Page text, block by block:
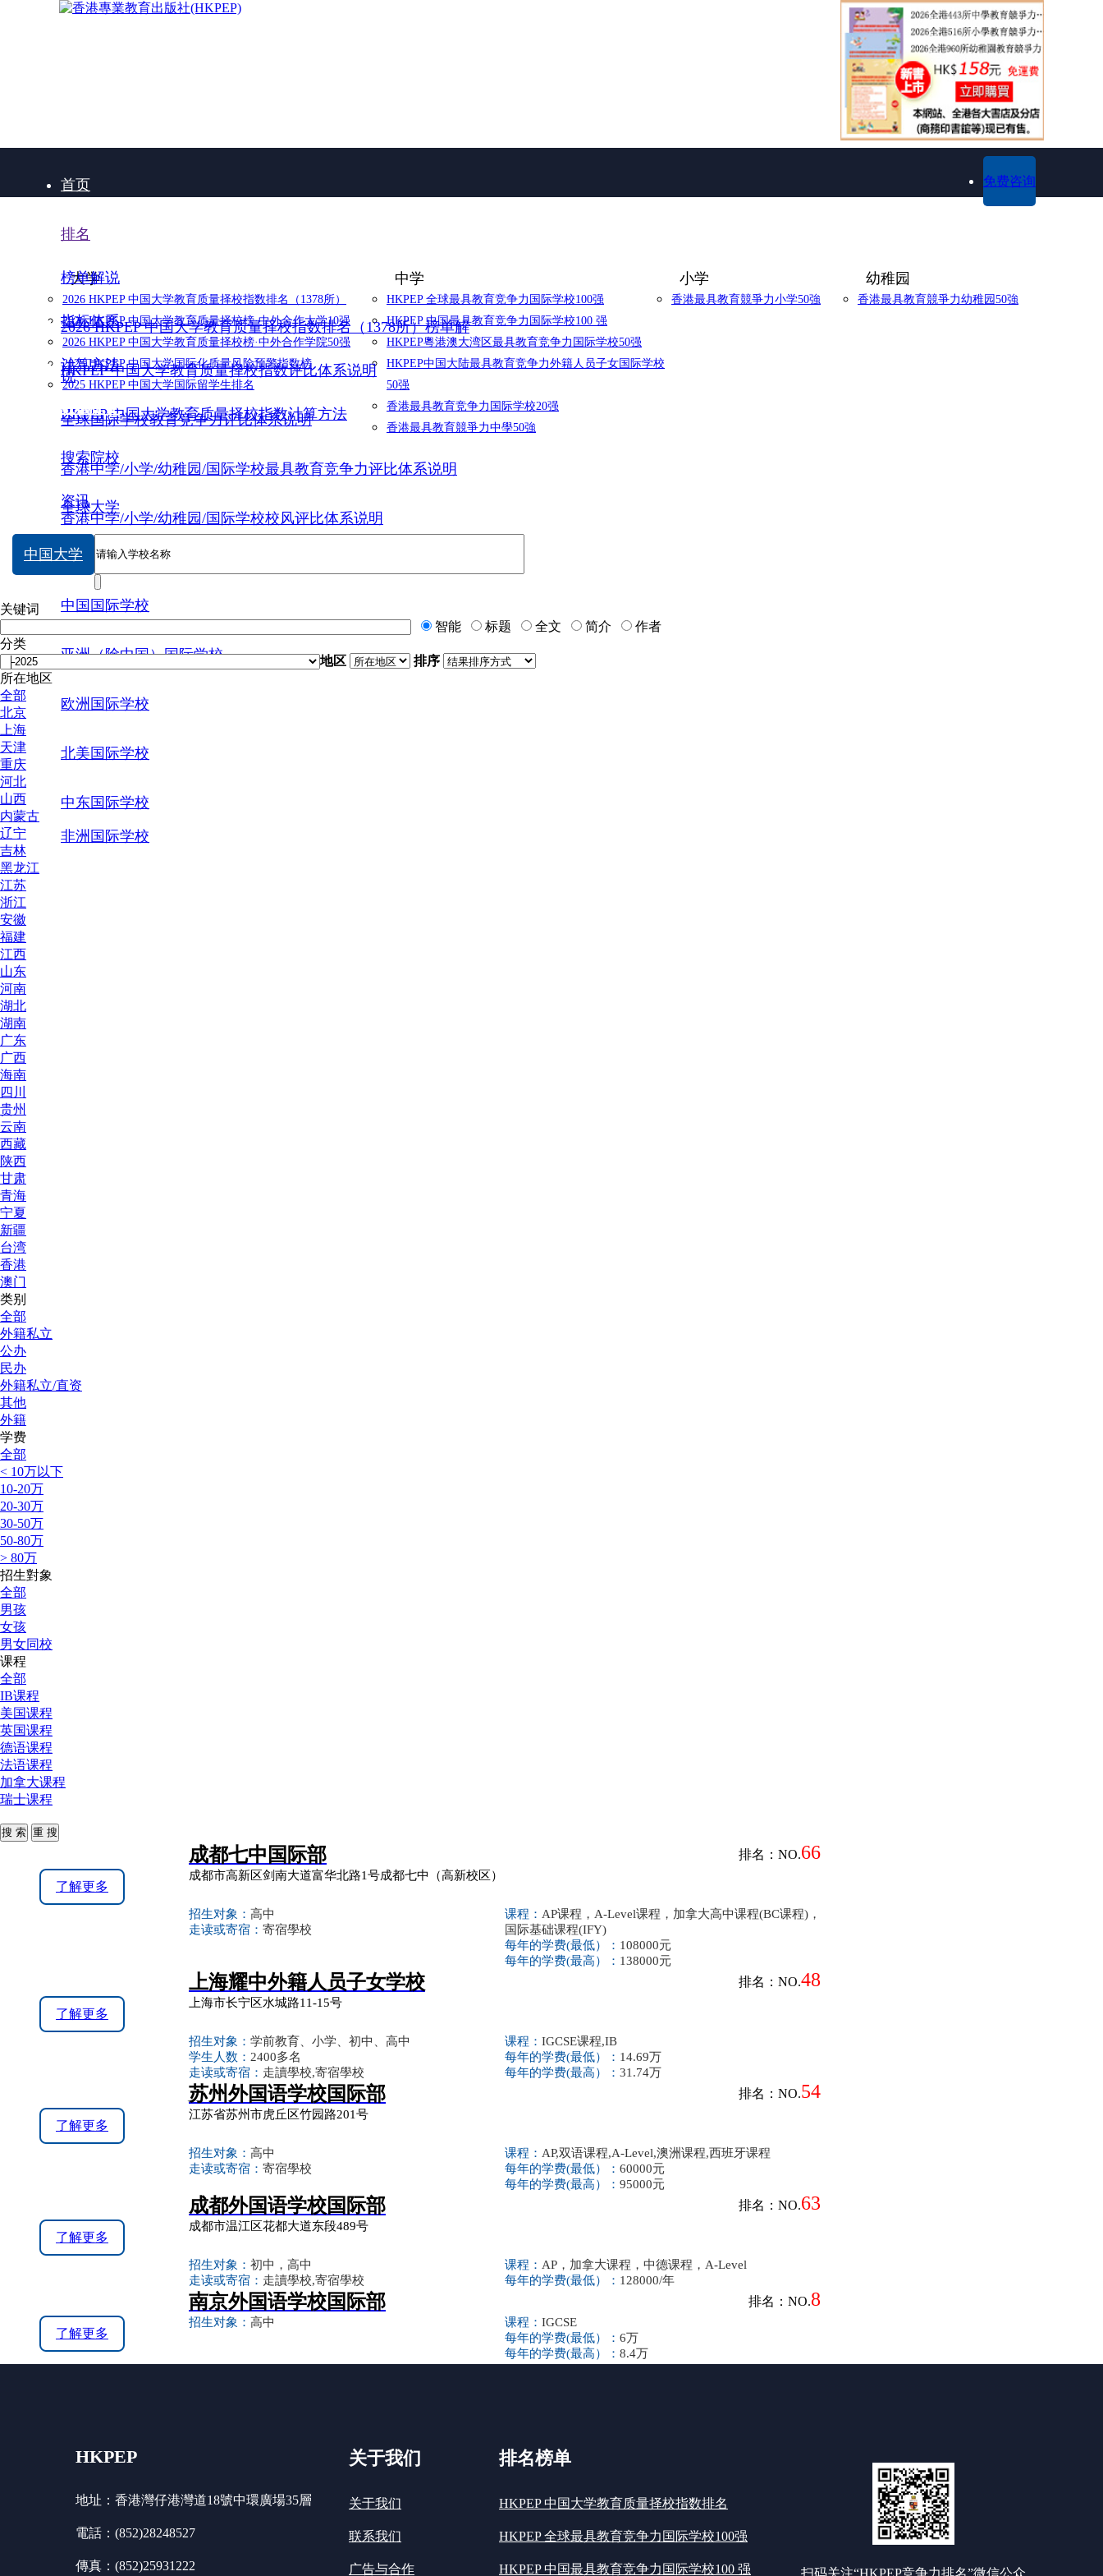
首页
排名
大学
2026 HKPEP 中国大学教育质量择校指数排名（1378所）
2026 HKPEP 中国大学教育质量择校榜·中外合作大学10强
2026 HKPEP 中国大学教育质量择校榜·中外合作学院50强
2025 HKPEP 中国大学国际化质量风险预警指数榜
2025 HKPEP 中国大学国际留学生排名
中学
HKPEP 全球最具教育竞争力国际学校100强
HKPEP 中国最具教育竞争力国际学校100 强
HKPEP粵港澳大湾区最具教育竞争力国际学校50强
HKPEP中国大陆最具教育竞争力外籍人员子女国际学校
50强
香港最具教育竞争力国际学校20强
香港最具教育競爭力中學50強
小学
香港最具教育競爭力小学50強
幼稚园
香港最具教育競爭力幼稚园50強
榜单解说
2026 HKPEP 中国大学教育质量择校指数排名（1378所）榜单解
说
指标体系
HKPEP 中国大学教育质量择校指数评比体系说明
全球国际学校教育竞争力评比体系说明
香港中学/小学/幼稚园/国际学校最具教育竞争力评比体系说明
香港中学/小学/幼稚园/国际学校校风评比体系说明
计算方法
HKPEP 中国大学教育质量择校指数计算方法
数据提交
搜索院校
全球大学
中国大学
中国国际学校
亚洲（除中国）国际学校
欧洲国际学校
北美国际学校
中东国际学校
非洲国际学校
资讯
免费咨询
中国大学
关键词
智能
标题 全文 简介
作者
分类
地区
排序
所在地区
全部
北京
上海
天津
重庆
河北
山西
内蒙古
辽宁
吉林
黑龙江
江苏
浙江
安徽
福建
江西
山东
河南
湖北
湖南
广东
广西
海南
四川
贵州
云南
西藏
陕西
甘肃
青海
宁夏
新疆
台湾
香港
澳门
类别
全部
外籍私立
公办
民办
外籍私立/直资
其他
外籍
学费
全部
< 10万以下
10-20万
20-30万
30-50万
50-80万
> 80万
招生對象
全部
男孩
女孩
男女同校
课程
全部
IB课程
美国课程
英国课程
德语课程
法语课程
加拿大课程
瑞士课程
了解更多
成都七中国际部 排名：NO.66
成都市高新区剑南大道富华北路1号成都七中（高新校区）
招生对象： 高中
走读或寄宿： 寄宿學校
课程： AP课程，A-Level课程，加拿大高中课程(BC课程)，
国际基础课程(IFY)
每年的学费(最低）： 108000元
每年的学费(最高）： 138000元
了解更多
上海耀中外籍人员子女学校 排名：NO.48
上海市长宁区水城路11-15号
招生对象： 学前教育、小学、初中、高中
学生人数： 2400多名
走读或寄宿： 走讀學校,寄宿學校
课程： IGCSE课程,IB
每年的学费(最低）： 14.69万
每年的学费(最高）： 31.74万
了解更多
苏州外国语学校国际部 排名：NO.54
江苏省苏州市虎丘区竹园路201号
招生对象： 高中
走读或寄宿： 寄宿學校
课程： AP,双语课程,A-Level,澳洲课程,西班牙课程
每年的学费(最低）： 60000元
每年的学费(最高）： 95000元
了解更多
成都外国语学校国际部 排名：NO.63
成都市温江区花都大道东段489号
招生对象： 初中，高中
走读或寄宿： 走讀學校,寄宿學校
课程： AP，加拿大课程，中德课程，A-Level
每年的学费(最低）： 128000/年
了解更多
南京外国语学校国际部 排名：NO.8
招生对象： 高中 课程： IGCSE
每年的学费(最低）： 6万
每年的学费(最高）： 8.4万
HKPEP
地址：香港灣仔港灣道18號中環廣場35層
電話：(852)28248527
傳真：(852)25931222
关于我们
关于我们
联系我们
广告与合作
排名榜单
HKPEP 中国大学教育质量择校指数排名
HKPEP 全球最具教育竞争力国际学校100强
HKPEP 中国最具教育竞争力国际学校100 强 扫码关注“HKPEP竞争力排名”微信公众